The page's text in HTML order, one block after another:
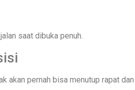
saat dibuka penuh.
akan pernah bisa menutup rapat